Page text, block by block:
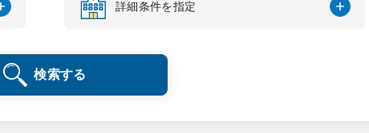
詳細条件を指定
検索する